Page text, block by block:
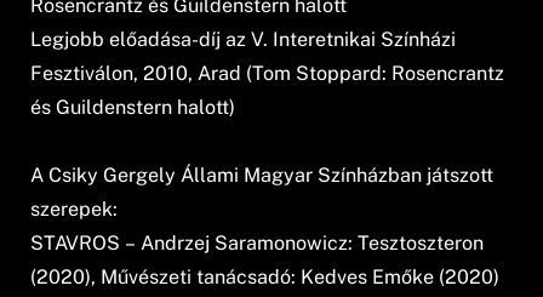
Rosencrantz és Guildenstern halott
Legjobb előadása-díj az V. Interetnikai Színházi
Fesztiválon, 2010, Arad (Tom Stoppard: Rosencrantz
és Guildenstern halott)
A Csiky Gergely Állami Magyar Színházban játszott
szerepek:
STAVROS – Andrzej Saramonowicz: Tesztoszteron
(2020), Művészeti tanácsadó: Kedves Emőke (2020)